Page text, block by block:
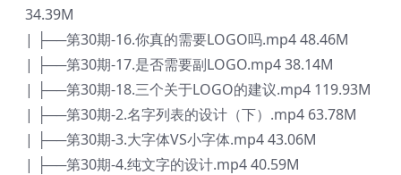
34.39M
| ├──第30期-16.你真的需要LOGO吗.mp4 48.46M
| ├──第30期-17.是否需要副LOGO.mp4 38.14M
| ├──第30期-18.三个关于LOGO的建议.mp4 119.93M
| ├──第30期-2.名字列表的设计（下）.mp4 63.78M
| ├──第30期-3.大字体VS小字体.mp4 43.06M
| ├──第30期-4.纯文字的设计.mp4 40.59M